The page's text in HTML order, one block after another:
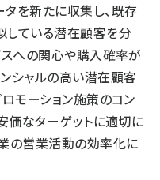
を新たに収集し、既存
している潜在顧客を分
スへの関心や購入確率が
シャルの高い潜在顧客
ロモーション施策のコン
価なターゲットに適切に
の営業活動の効率化に